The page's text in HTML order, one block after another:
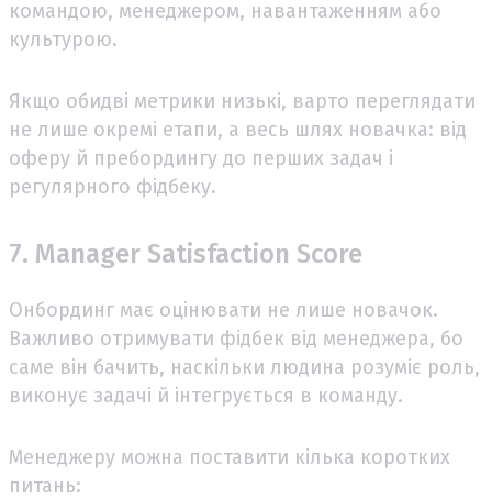
командою, менеджером, навантаженням або
культурою.
Якщо обидві метрики низькі, варто переглядати
не лише окремі етапи, а весь шлях новачка: від
оферу й пребордингу до перших задач і
регулярного фідбеку.
7. Manager Satisfaction Score
Онбординг має оцінювати не лише новачок.
Важливо отримувати фідбек від менеджера, бо
саме він бачить, наскільки людина розуміє роль,
виконує задачі й інтегрується в команду.
Менеджеру можна поставити кілька коротких
питань: